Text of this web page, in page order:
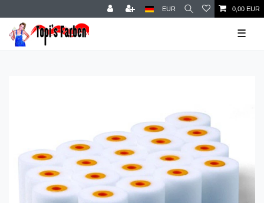
EUR 0,00 EUR
☰